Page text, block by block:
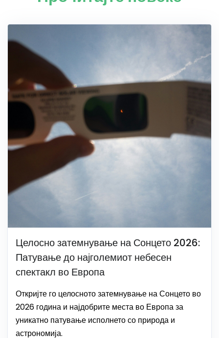
Целосно затемнување на Сонцето 2026:
Патување до најголемиот небесен
спектакл во Европа
Откријте го целосното затемнување на Сонцето во
2026 година и најдобрите места во Европа за
уникатно патување исполнето со природа и
астрономија.